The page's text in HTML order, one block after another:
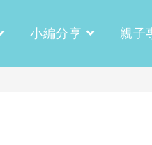
小編分享 親子